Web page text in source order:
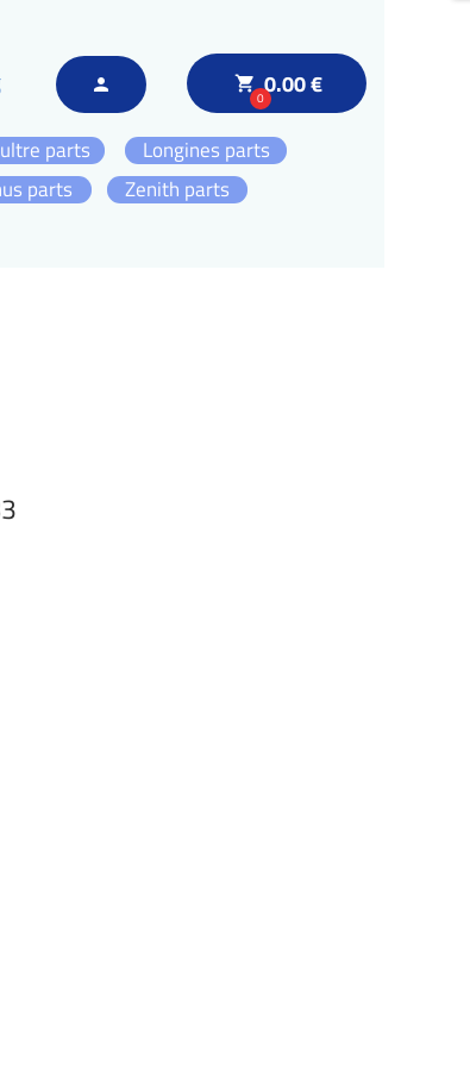
local_grocery_store
00.00 €
person
Zenith parts
Longines parts
parts
parts